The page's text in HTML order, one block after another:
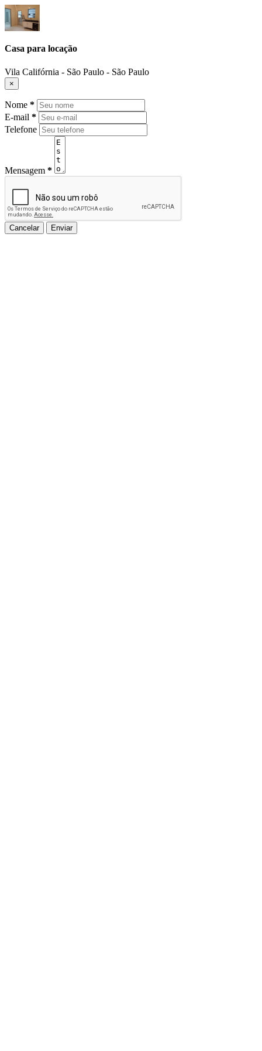
Casa para locação
Vila Califórnia - São Paulo - São Paulo
×
Nome *
E-mail *
Telefone
Mensagem *
Cancelar Enviar